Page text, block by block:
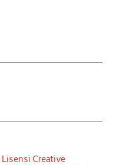
Lisensi Creative